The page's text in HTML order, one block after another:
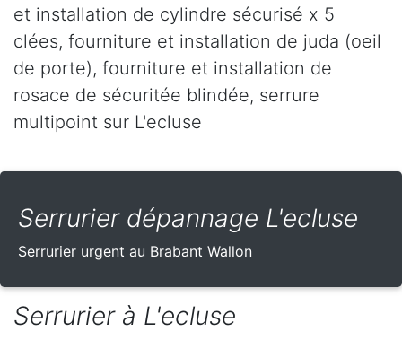
et installation de cylindre sécurisé x 5
clées, fourniture et installation de juda (oeil
de porte), fourniture et installation de
rosace de sécuritée blindée, serrure
multipoint sur L'ecluse
Serrurier dépannage L'ecluse
Serrurier urgent au Brabant Wallon
Serrurier à L'ecluse